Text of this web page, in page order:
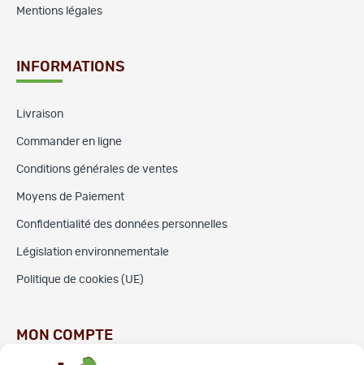
Mentions légales
INFORMATIONS
Livraison
Commander en ligne
Conditions générales de ventes
Moyens de Paiement
Confidentialité des données personnelles
Législation environnementale
Politique de cookies (UE)
MON COMPTE